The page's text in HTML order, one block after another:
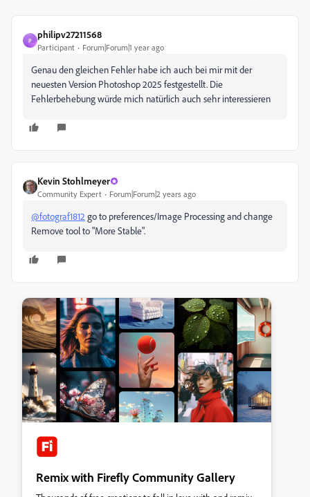
P
philipv27211568
Participant Forum|Forum|1 year ago
Genau den gleichen Fehler habe ich auch bei mir mit der
neuesten Version Photoshop 2025 festgestellt. Die
Fehlerbehebung würde mich natürlich auch sehr interessieren
Kevin Stohlmeyer
Community Expert Forum|Forum|2 years ago
@fotograf1812 go to preferences/Image Processing and change
Remove tool to "More Stable".
Remix with Firefly Community Gallery